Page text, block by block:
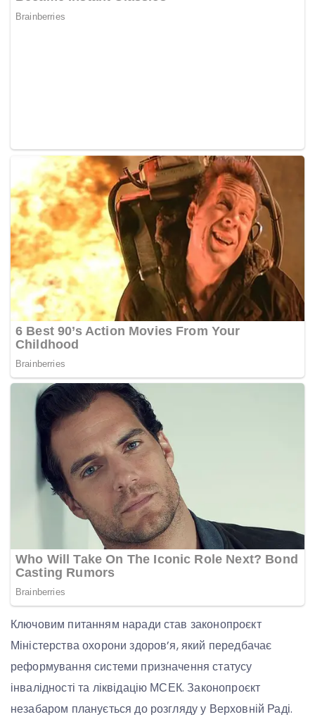
Ключовим питанням наради став законопроєкт
Міністерства охорони здоров’я, який передбачає
реформування системи призначення статусу
інвалідності та ліквідацію МСЕК. Законопроєкт
незабаром планується до розгляду у Верховній Раді.